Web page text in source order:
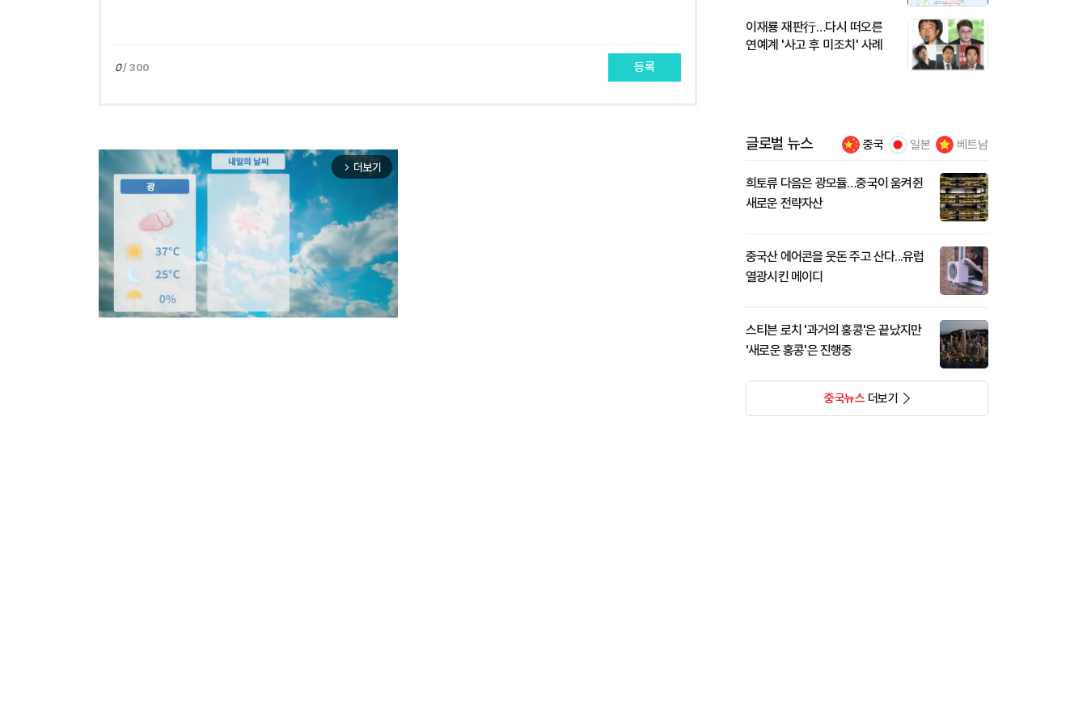
0/ 300 등록
arrow_forward_ios 더보기
이재룡 재판行…다시 떠오른
연예계 '사고 후 미조치' 사례
글로벌 뉴스 중국 일본 베트남
희토류 다음은 광모듈…중국이 움켜쥔
새로운 전략자산
중국산 에어콘을 웃돈 주고 산다...유럽
열광시킨 메이디
스티븐 로치 '과거의 홍콩'은 끝났지만
'새로운 홍콩'은 진행중
중국뉴스더보기